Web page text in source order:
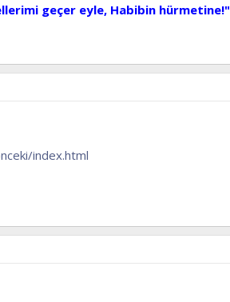
geçer eyle, Habibin hürmetine!"
index.html